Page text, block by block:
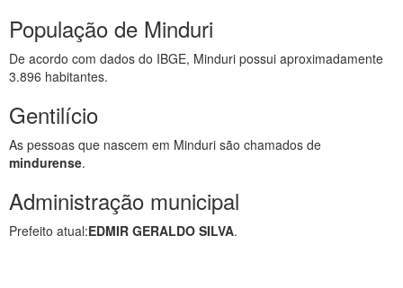
População de Minduri
De acordo com dados do IBGE, Minduri possui aproximadamente
3.896 habitantes.
Gentilício
As pessoas que nascem em Minduri são chamados de
mindurense.
Administração municipal
Prefeito atual:EDMIR GERALDO SILVA.